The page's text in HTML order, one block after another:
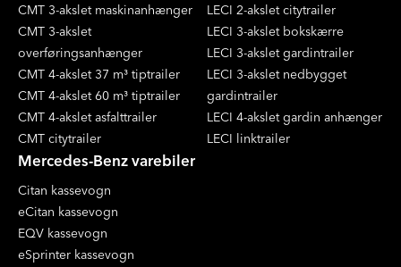
CMT 3-akslet maskinanhænger
CMT 3-akslet
overføringsanhænger
CMT 4-akslet 37 m³ tiptrailer
CMT 4-akslet 60 m³ tiptrailer
CMT 4-akslet asfalttrailer
CMT citytrailer
LECI 2-akslet citytrailer
LECI 3-akslet bokskærre
LECI 3-akslet gardintrailer
LECI 3-akslet nedbygget
gardintrailer
LECI 4-akslet gardin anhænger
LECI linktrailer
Mercedes-Benz varebiler
Citan kassevogn
eCitan kassevogn
EQV kassevogn
eSprinter kassevogn